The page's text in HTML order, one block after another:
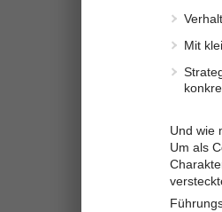
Mit
Und wie
Um als